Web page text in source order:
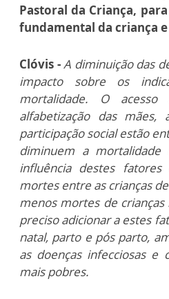
Pastoral da Criança,
fundamental da criança
Clóvis -A diminuição das
impacto sobre os
mortalidade. O acesso
alfabetização das
participação social estão
diminuem a
influência destes
mortes entre as crianças
menos mortes de
preciso adicionar a estes
natal, parto e pós parto,
as doenças infecciosas e
mais pobres.